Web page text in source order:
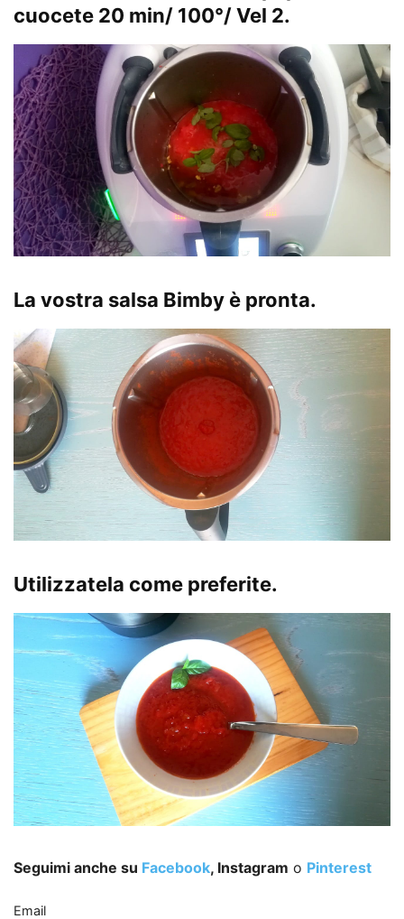
cuocete 20 min/ 100°/ Vel 2.
La vostra salsa Bimby è pronta.
Utilizzatela come preferite.
Seguimi anche su Facebook, Instagram o Pinterest
Email